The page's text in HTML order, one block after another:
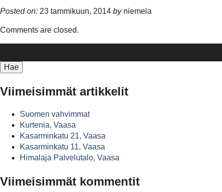
Posted on: 23 tammikuun, 2014 by niemela
Comments are closed.
Viimeisimmät artikkelit
Suomen vahvimmat
Kurtenia, Vaasa
Kasarminkatu 21, Vaasa
Kasarminkatu 11, Vaasa
Himalaja Palvelutalo, Vaasa
Viimeisimmät kommentit